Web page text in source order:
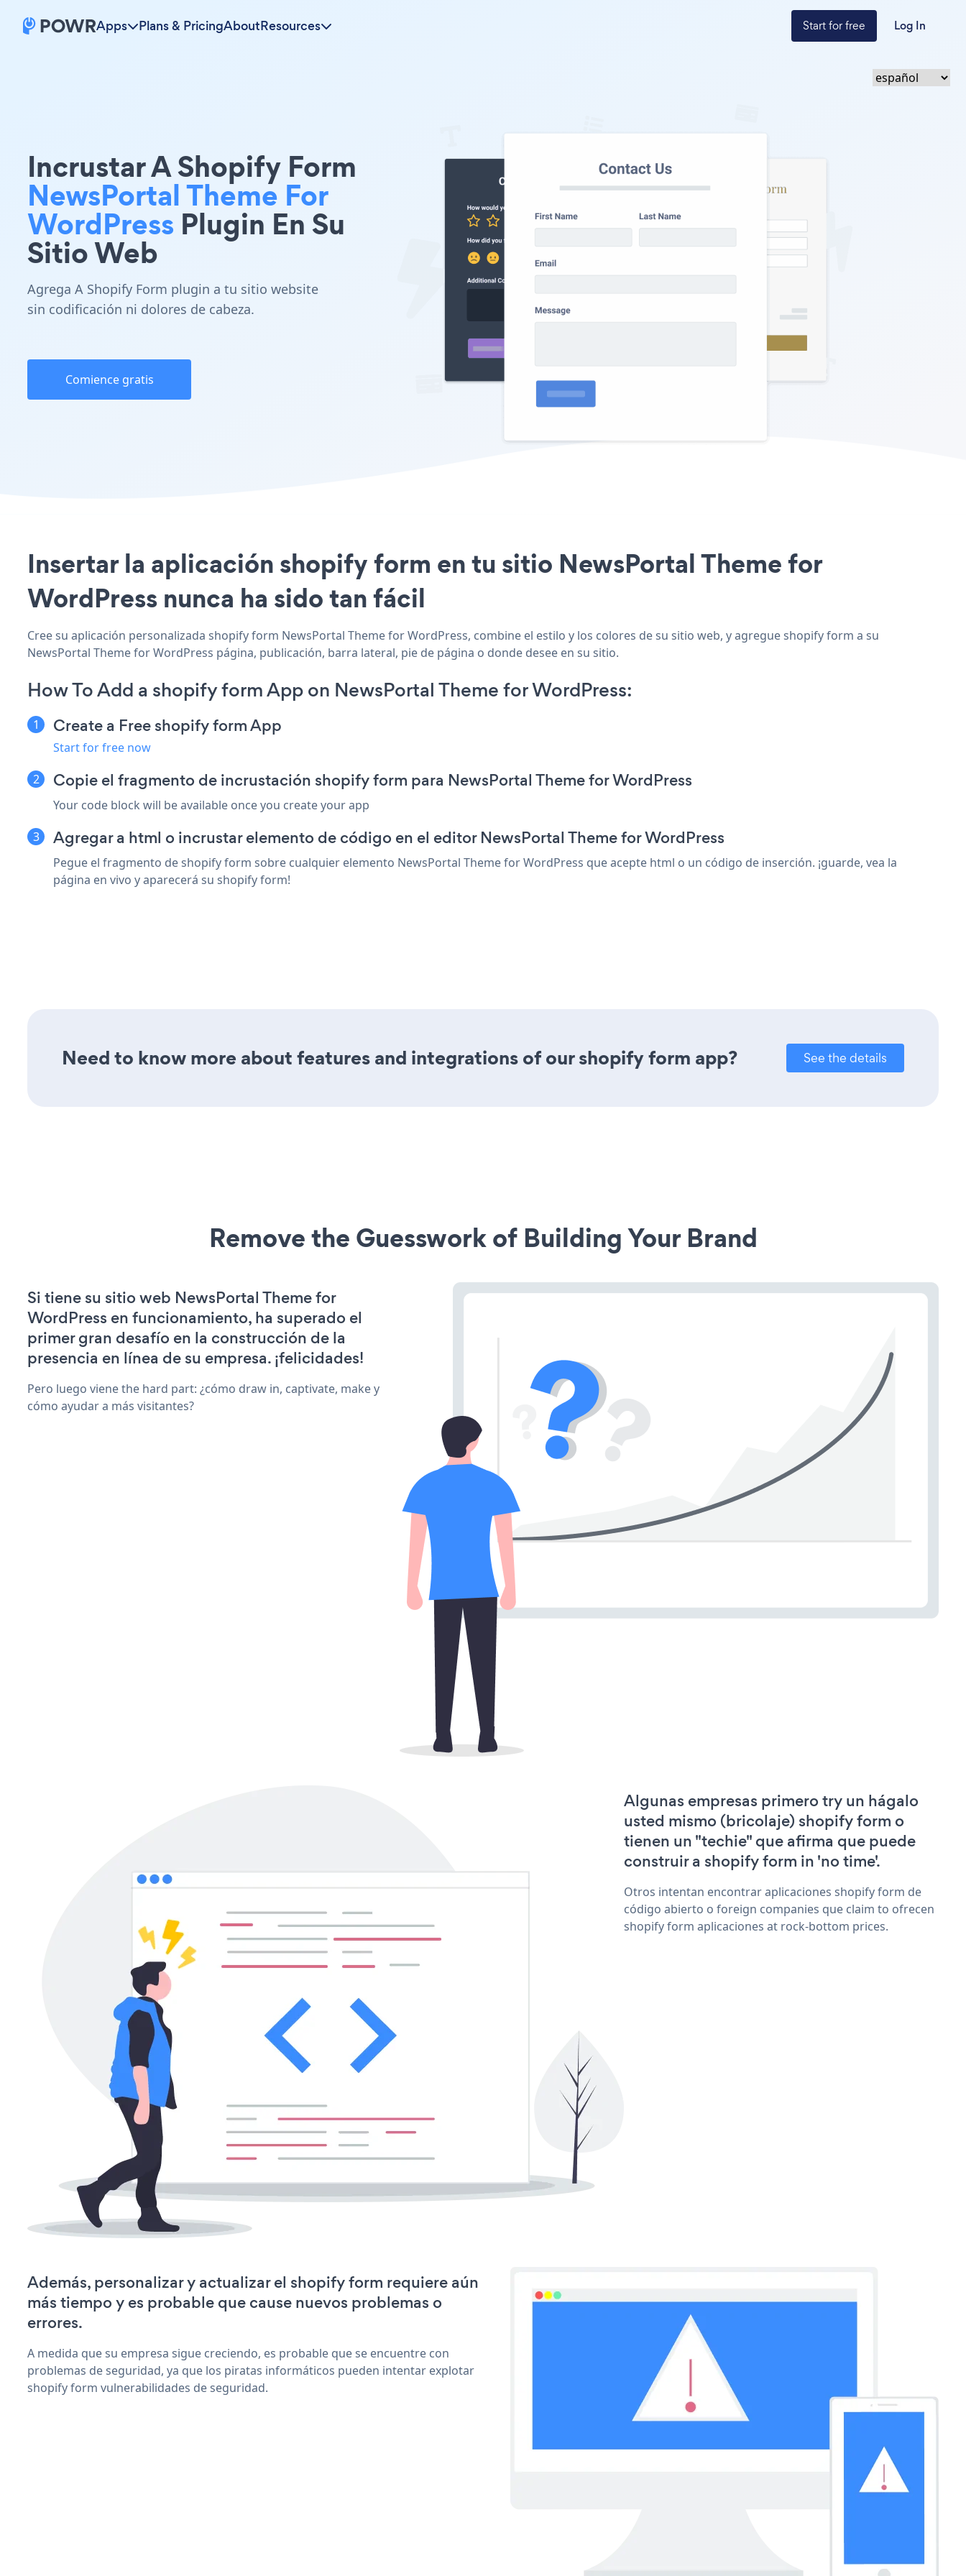
Apps Plans & PricingAboutResources Start for free Log In
Incrustar A Shopify Form
NewsPortal Theme For
WordPress Plugin En Su
Sitio Web
Agrega A Shopify Form plugin a tu sitio website
sin codificación ni dolores de cabeza.
Comience gratis
Insertar la aplicación shopify form en tu sitio NewsPortal Theme for
WordPress nunca ha sido tan fácil
Cree su aplicación personalizada shopify form NewsPortal Theme for WordPress, combine el estilo y los colores de su sitio web, y agregue shopify form a su
NewsPortal Theme for WordPress página, publicación, barra lateral, pie de página o donde desee en su sitio.
How To Add a shopify form App on NewsPortal Theme for WordPress:
Create a Free shopify form App
Start for free now
Copie el fragmento de incrustación shopify form para NewsPortal Theme for WordPress
Your code block will be available once you create your app
Agregar a html o incrustar elemento de código en el editor NewsPortal Theme for WordPress
Pegue el fragmento de shopify form sobre cualquier elemento NewsPortal Theme for WordPress que acepte html o un código de inserción. ¡guarde, vea la
página en vivo y aparecerá su shopify form!
Need to know more about features and integrations of our shopify form app? See the details
Remove the Guesswork of Building Your Brand
Si tiene su sitio web NewsPortal Theme for
WordPress en funcionamiento, ha superado el
primer gran desafío en la construcción de la
presencia en línea de su empresa. ¡felicidades!
Pero luego viene the hard part: ¿cómo draw in, captivate, make y
cómo ayudar a más visitantes?
Algunas empresas primero try un hágalo
usted mismo (bricolaje) shopify form o
tienen un "techie" que afirma que puede
construir a shopify form in 'no time'.
Otros intentan encontrar aplicaciones shopify form de
código abierto o foreign companies que claim to ofrecen
shopify form aplicaciones at rock-bottom prices.
Además, personalizar y actualizar el shopify form requiere aún
más tiempo y es probable que cause nuevos problemas o
errores.
A medida que su empresa sigue creciendo, es probable que se encuentre con
problemas de seguridad, ya que los piratas informáticos pueden intentar explotar
shopify form vulnerabilidades de seguridad.